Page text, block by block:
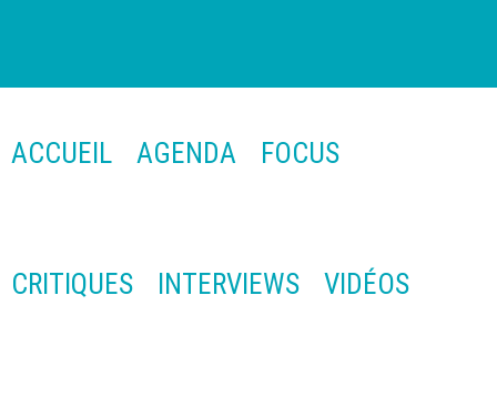
ACCUEIL AGENDA FOCUS
CRITIQUES INTERVIEWS VIDÉOS